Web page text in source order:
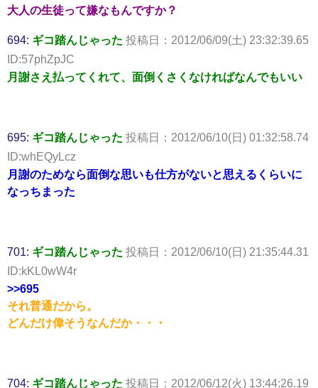
大人の生徒って嫌なもんですか？
694: ギコ踏んじゃった 投稿日：2012/06/09(土) 23:32:39.65
ID:57phZpJC
月謝さえ払ってくれて、面倒くさくなければなんでもいい
695: ギコ踏んじゃった 投稿日：2012/06/10(日) 01:32:58.74
ID:whEQyLcz
月謝のためなら面倒な思いも仕方がないと思えるくらいに
なっちまった
701: ギコ踏んじゃった 投稿日：2012/06/10(日) 21:35:44.31
ID:kKL0wW4r
>>695
それ普通だから。
どんだけ偉そうなんだか・・・
704: ギコ踏んじゃった 投稿日：2012/06/12(火) 13:44:26.19